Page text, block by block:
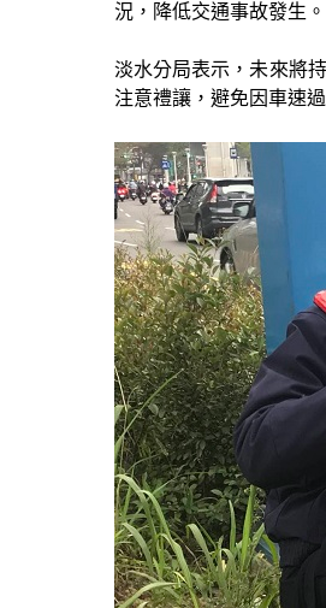
況，降低交通事故發生。
淡水分局表示，未來將
注意禮讓，避免因車速